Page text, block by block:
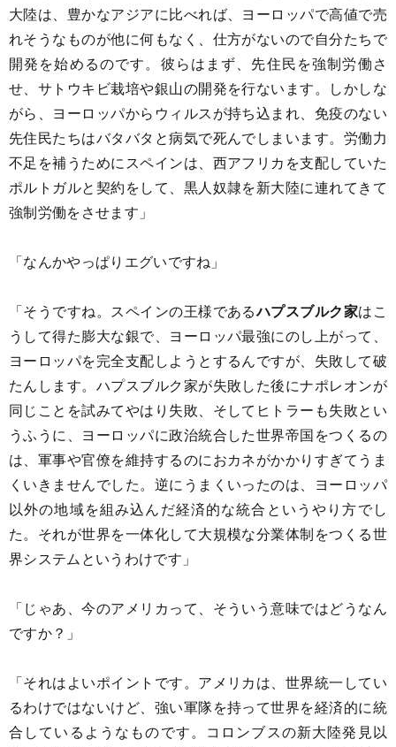
大陸は、豊かなアジアに比べれば、ヨーロッパで高値で売
れそうなものが他に何もなく、仕方がないので自分たちで
開発を始めるのです。彼らはまず、先住民を強制労働さ
せ、サトウキビ栽培や銀山の開発を行ないます。しかしな
がら、ヨーロッパからウィルスが持ち込まれ、免疫のない
先住民たちはバタバタと病気で死んでしまいます。労働力
不足を補うためにスペインは、西アフリカを支配していた
ポルトガルと契約をして、黒人奴隷を新大陸に連れてきて
強制労働をさせます」
「なんかやっぱりエグいですね」
「そうですね。スペインの王様であるハプスブルク家はこ
うして得た膨大な銀で、ヨーロッパ最強にのし上がって、
ヨーロッパを完全支配しようとするんですが、失敗して破
たんします。ハプスブルク家が失敗した後にナポレオンが
同じことを試みてやはり失敗、そしてヒトラーも失敗とい
うふうに、ヨーロッパに政治統合した世界帝国をつくるの
は、軍事や官僚を維持するのにおカネがかかりすぎてうま
くいきませんでした。逆にうまくいったのは、ヨーロッパ
以外の地域を組み込んだ経済的な統合というやり方でし
た。それが世界を一体化して大規模な分業体制をつくる世
界システムというわけです」
「じゃあ、今のアメリカって、そういう意味ではどうなん
ですか？」
「それはよいポイントです。アメリカは、世界統一してい
るわけではないけど、強い軍隊を持って世界を経済的に統
合しているようなものです。コロンブスの新大陸発見以